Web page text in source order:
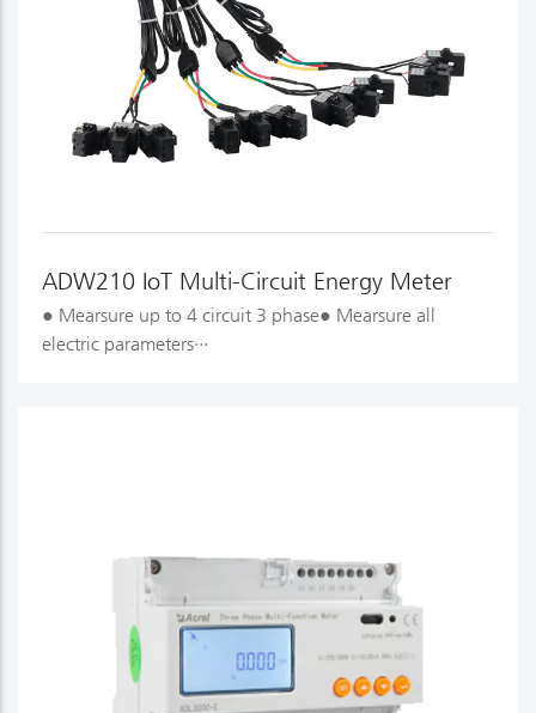
ADW210 IoT Multi-Circuit Energy Meter
● Mearsure up to 4 circuit 3 phase● Mearsure all
electric parameters···